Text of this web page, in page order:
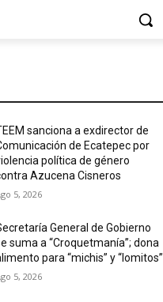
sanciona a exdirector de
de Ecatepec por
política de género
Azucena Cisneros
5, 2026
General de Gobierno
suma a “Croquetmanía”; dona
para “michis” y “lomitos”
5, 2026